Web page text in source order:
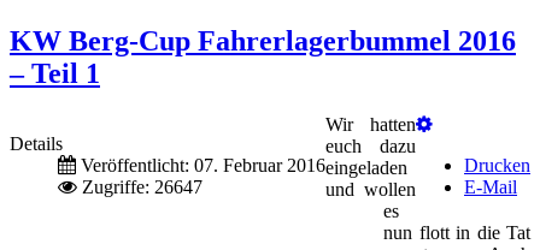
KW Berg-Cup Fahrerlagerbummel 2016
– Teil 1
Details
Veröffentlicht: 07. Februar 2016
Zugriffe: 26647
Drucken
E-Mail
Wir hatten
euch dazu
eingeladen
und wollen
es
nun flott in die Tat